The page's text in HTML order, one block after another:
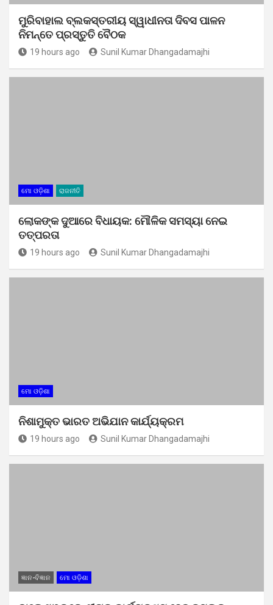
ମୁରିବାହାଲ ବ୍ଲକସ୍ତରୀୟ ସ୍ୱାଧୀନତା ଦିବସ ପାଳନ
ନିମନ୍ତେ ପ୍ରସ୍ତୁତି ବୈଠକ
19 hours ago Sunil Kumar Dhangadamajhi
ମୋ ଓଡ଼ିଶା ରାଜନୀତି
ଲୋକଙ୍କ ଦୁଆରେ ବିଧାୟକ: ମୌଳିକ ସମସ୍ୟା ନେଇ
ତତ୍ପରତା
19 hours ago Sunil Kumar Dhangadamajhi
ମୋ ଓଡ଼ିଶା
ନିଶାମୁକ୍ତ ଭାରତ ଅଭିଯାନ କାର୍ଯ୍ୟକ୍ରମ
19 hours ago Sunil Kumar Dhangadamajhi
ଜ୍ଞାନ-ବିଜ୍ଞାନ ମୋ ଓଡ଼ିଶା